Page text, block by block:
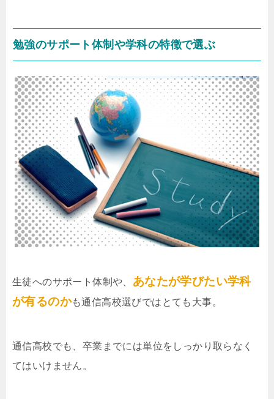
勉強のサポート体制や学科の特徴で選ぶ
生徒へのサポート体制や、 あなたが学びたい学科
が有るのかも通信高校選びではとても大事。
通信高校でも、卒業までには単位をしっかり取らなく
てはいけません。